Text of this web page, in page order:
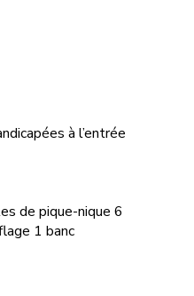
à l’entrée
de pique-nique 6
1 banc